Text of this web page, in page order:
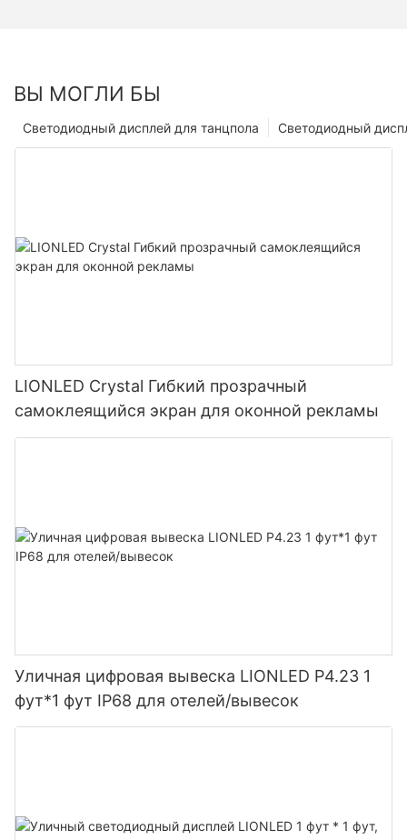
ВЫ МОГЛИ БЫ
Светодиодный
Светодиодный дисплей для танцпола
LIONLED Crystal Гибкий прозрачный
самоклеящийся экран для оконной рекламы
Уличная цифровая вывеска LIONLED P4.23 1
фут*1 фут IP68 для отелей/вывесок